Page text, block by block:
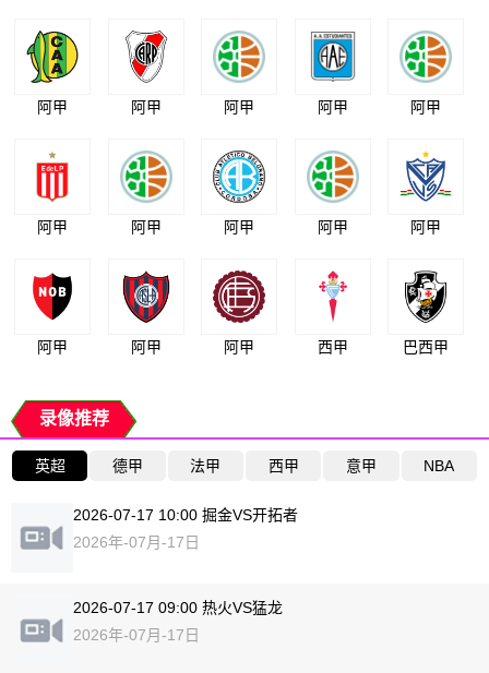
阿甲 阿甲 阿甲 阿甲 阿甲
阿甲 阿甲 阿甲 阿甲 阿甲
阿甲 阿甲 阿甲 西甲 巴西甲
录像推荐
英超 德甲 法甲 西甲 意甲 NBA
2026-07-17 10:00 掘金VS开拓者
2026年-07月-17日
2026-07-17 09:00 热火VS猛龙
2026年-07月-17日